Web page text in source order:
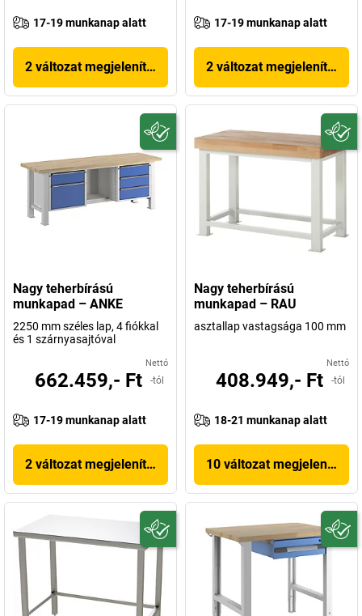
17-19 munkanap alatt
2 változat megjelenítése
17-19 munkanap alatt
2 változat megjelenítése
Nagy teherbírású
munkapad – ANKE
2250 mm széles lap, 4 fiókkal
és 1 szárnyasajtóval
Nettó
662.459,- Ft -tól
17-19 munkanap alatt
2 változat megjelenítése
Nagy teherbírású
munkapad – RAU
asztallap vastagsága 100 mm
Nettó
408.949,- Ft -tól
18-21 munkanap alatt
10 változat megjelenítése